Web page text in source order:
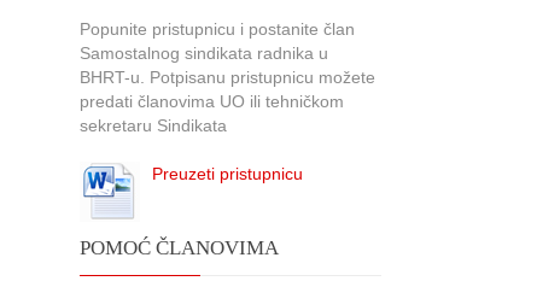
Popunite pristupnicu i postanite član
Samostalnog sindikata radnika u
BHRT-u. Potpisanu pristupnicu možete
predati članovima UO ili tehničkom
sekretaru Sindikata
Preuzeti pristupnicu
POMOĆ ČLANOVIMA